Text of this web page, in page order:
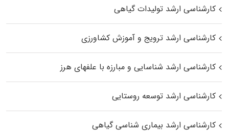
کارشناسی ارشد تولیدات گیاهی
کارشناسی ارشد ترویج و آموزش کشاورزی
کارشناسی ارشد شناسایی و مبارزه با علفهای هرز
کارشناسی ارشد توسعه روستایی
کارشناسی ارشد بیماری‌ شناسی گیاهی